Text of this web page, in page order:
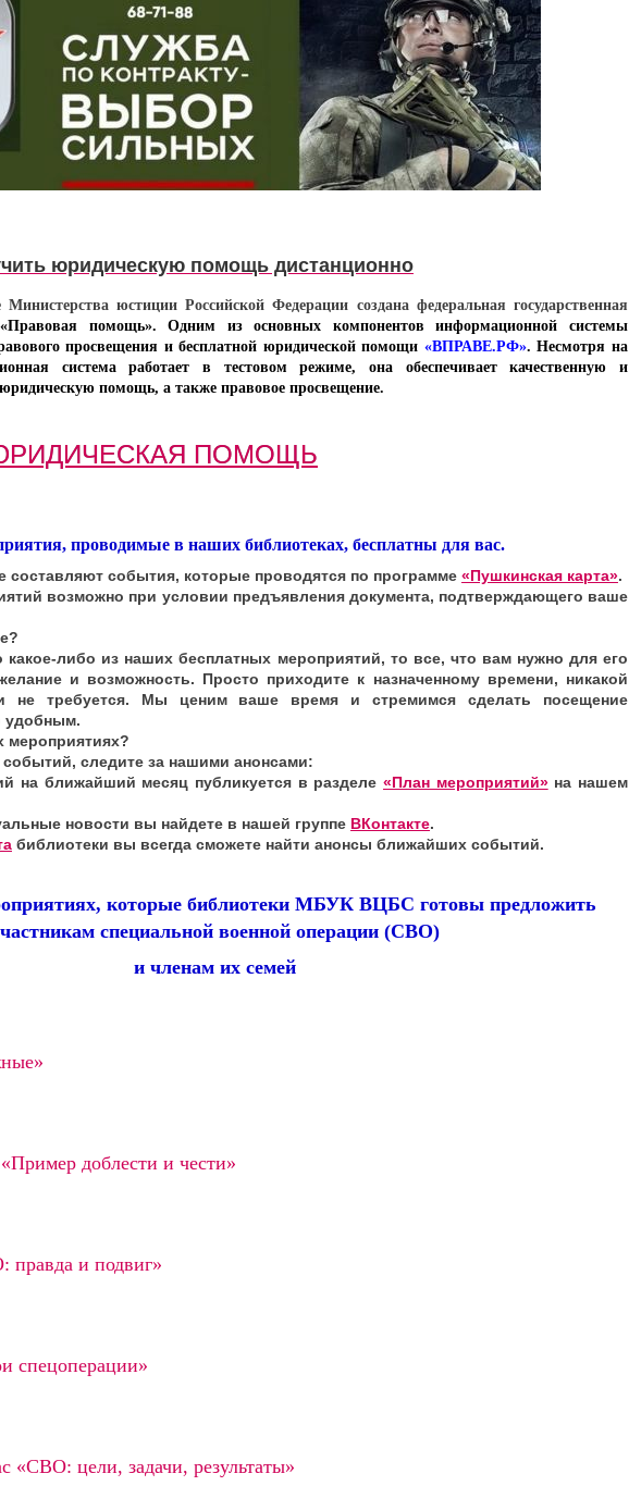
юридическую помощь дистанционно
юстиции Российской Федерации создана федеральная государственная
«Правовая помощь». Одним из основных компонентов информационной системы
просвещения и бесплатной юридической помощи «ВПРАВЕ.РФ». Несмотря на
система работает в тестовом режиме, она обеспечивает качественную и
помощь, а также правовое просвещение.
ПОМОЩЬ
проводимые в наших библиотеках, бесплатны для вас.
составляют события, которые проводятся по программе «Пушкинская карта».
возможно при условии предъявления документа, подтверждающего ваше
какое-либо из наших бесплатных мероприятий, то все, что вам нужно для его
и возможность. Просто приходите к назначенному времени, никакой
не требуется. Мы ценим ваше время и стремимся сделать посещение
удобным.
мероприятиях?
следите за нашими анонсами:
на ближайший месяц публикуется в разделе «План мероприятий»на нашем
новости вы найдете в нашей группе ВКонтакте.
библиотеки вы всегда сможете найти анонсы ближайших событий.
которые библиотеки МБУК ВЦБС готовы предложить
специальной военной операции (СВО)
и членам их семей
доблести и чести»
правда и подвиг»
спецоперации»
цели, задачи, результаты»